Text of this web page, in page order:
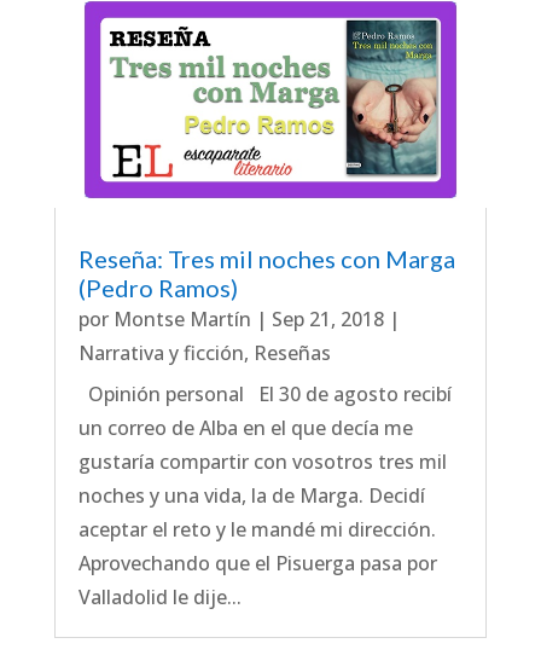
Reseña: Tres mil noches con Marga
(Pedro Ramos)
por Montse Martín | Sep 21, 2018|
Narrativa y ficción, Reseñas
Opinión personal El 30 de agosto recibí
un correo de Alba en el que decía me
gustaría compartir con vosotros tres mil
noches y una vida, la de Marga. Decidí
aceptar el reto y le mandé mi dirección.
Aprovechando que el Pisuerga pasa por
Valladolid le dije...